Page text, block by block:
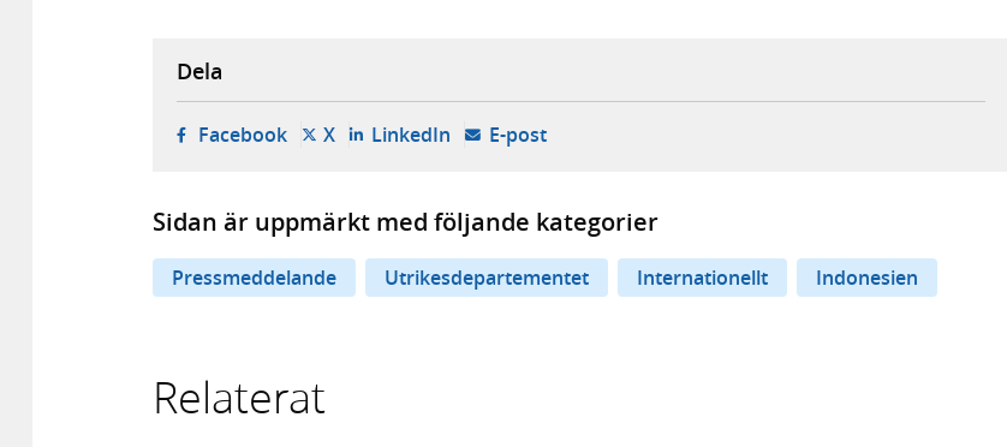
Dela
Facebook- öppnas i ny flik, extern webbplats,
X- öppnas i ny flik, extern webbplats,
LinkedIn- öppnas i ny flik, extern webbplats,
E-post- öppnar din e-postklient,
Sidan är uppmärkt med följande kategorier
Pressmeddelande Utrikesdepartementet Internationellt Indonesien
Relaterat